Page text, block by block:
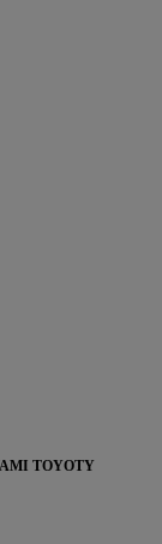
TOYOTY